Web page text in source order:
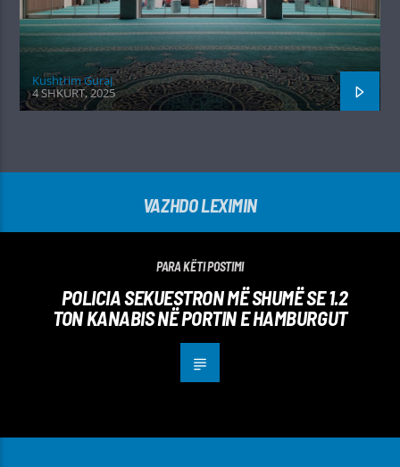
Kushtrim Guraj
4 SHKURT, 2025
VAZHDO LEXIMIN
PARA KËTI POSTIMI
POLICIA SEKUESTRON MË SHUMË SE 1.2
TON KANABIS NË PORTIN E HAMBURGUT